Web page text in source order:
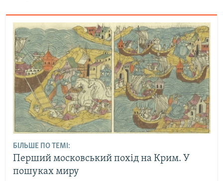
БІЛЬШЕ ПО ТЕМІ:
Перший московський похід на Крим. У
пошуках миру